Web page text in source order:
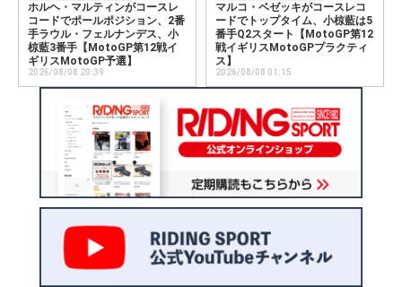
ホルヘ・マルティンがコースレ
コードでポールポジション、2番
手ラウル・フェルナンデス、小
椋藍3番手【MotoGP第12戦イ
ギリスMotoGP予選】
2026/08/08 20:39
マルコ・ベゼッキがコースレコ
ードでトップタイム、小椋藍は5
番手Q2スタート【MotoGP第12
戦イギリスMotoGPプラクティ
ス】
2026/08/08 01:15